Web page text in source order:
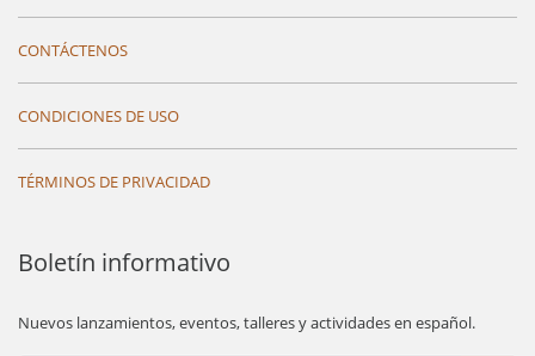
CONTÁCTENOS
CONDICIONES DE USO
TÉRMINOS DE PRIVACIDAD
Boletín informativo
Nuevos lanzamientos, eventos, talleres y actividades en español.